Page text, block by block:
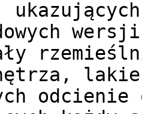
odcienie